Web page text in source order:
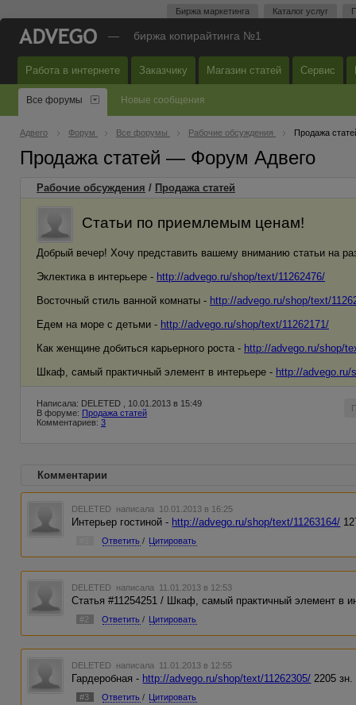
Биржа маркетинга Каталог услуг
— биржа копирайтинга №1
Работа в интернете Заказчику Магазин статей Сервис
Все форумы Новые сообщения
Адвего Форум Все форумы Рабочие обсуждения Продажа
Продажа статей — Форум Адвего
Рабочие обсуждения / Продажа статей
Статьи по приемлемым ценам!
Добрый вечер! Хочу представить вашему вниманию статьи на
Эклектика в интерьере - http://advego.ru/shop/text/11262476/
Восточный стиль ванной комнаты - http://advego.ru/shop/text/
Едем на море с детьми - http://advego.ru/shop/text/11262171/
Как женщине добиться карьерного роста - http://advego.ru/shop/
Шкаф, самый практичный элемент в интерьере - http://advego.ru/
Написала: DELETED , 10.01.2013 в 15:49
В форуме: Продажа статей
Комментариев: 3
Комментарии
DELETED написала 10.01.2013 в 16:25
Интерьер гостиной - http://advego.ru/shop/text/11263164/
Ответить / Цитировать
DELETED написала 11.01.2013 в 12:53
Статья #11254251 / Шкаф, самый практичный элемент в
#2 Ответить / Цитировать
DELETED написала 11.01.2013 в 12:55
Гардеробная - http://advego.ru/shop/text/11262305/ 2205
#3 Ответить / Цитировать